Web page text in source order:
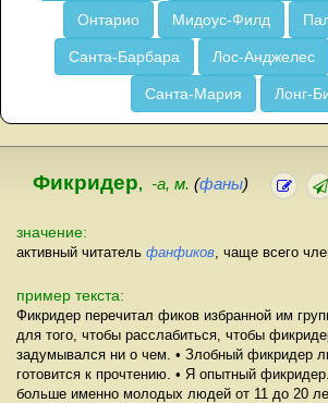
Онтарио Мидоус-Филд
Санта-Барбара Лос-Анджелес
Санта-Мария Лонг-
Фикридер, -а, м. (фаны)
значение:
активный читатель фанфиков , чаще всего
пример текста:
Фикридер перечитал фиков избранной им
для того, чтобы расслабиться, чтобы
задумывался ни о чем. • Злобный фикридер
готовится к прочтению. • Я опытный
больше именно молодых людей от 11 до 20